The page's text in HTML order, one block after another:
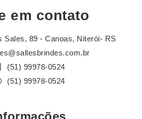
em contato
Sales, 89 - Canoas, Niterói- RS
(51) 99978-0524
(51) 99978-0524